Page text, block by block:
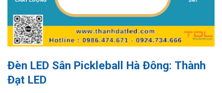
Đèn LED Sân Pickleball Hà Đông: Thành
Đạt LED